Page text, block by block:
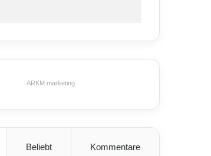
ARKM.marketing
Beliebt Kommentare